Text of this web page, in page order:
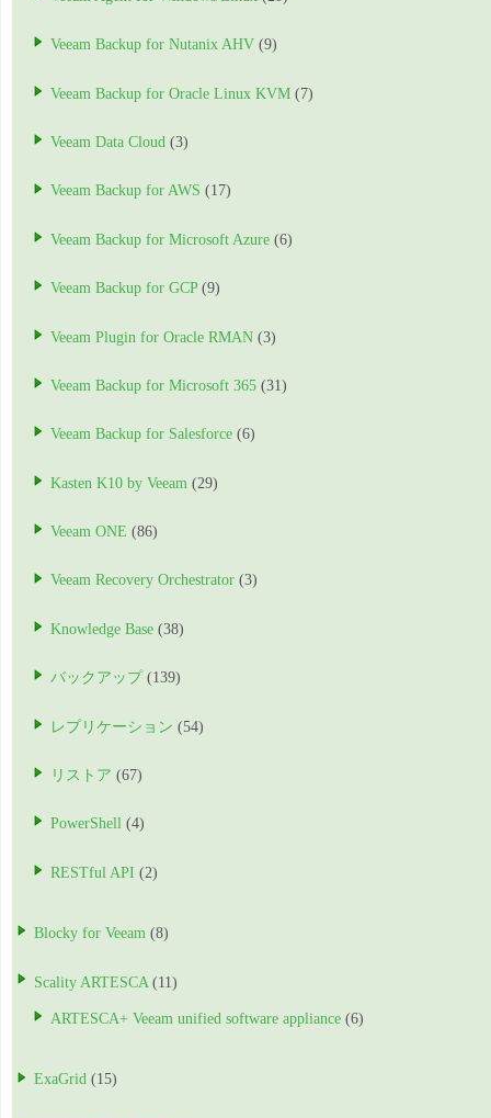
Veeam Backup for Nutanix AHV (9)
Veeam Backup for Oracle Linux KVM (7)
Veeam Data Cloud (3)
Veeam Backup for AWS (17)
Veeam Backup for Microsoft Azure (6)
Veeam Backup for GCP(9)
Veeam Plugin for Oracle RMAN (3)
Veeam Backup for Microsoft 365 (31)
Veeam Backup for Salesforce (6)
Kasten K10 by Veeam (29)
Veeam ONE (86)
Veeam Recovery Orchestrator (3)
Knowledge Base (38)
バックアップ (139)
レプリケーション (54)
リストア (67)
PowerShell (4)
RESTful API (2)
Blocky for Veeam (8)
Scality ARTESCA (11)
ARTESCA+ Veeam unified software appliance (6)
ExaGrid (15)